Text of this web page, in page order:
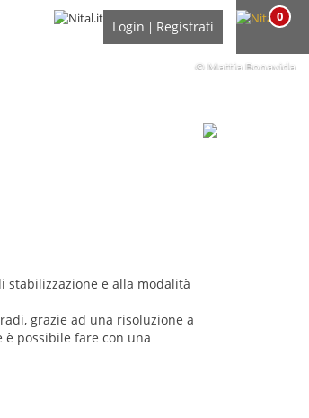
Login | Registrati
0
© Mattia Bonavida
stabilizzazione e alla modalità
grazie ad una risoluzione a
è possibile fare con una